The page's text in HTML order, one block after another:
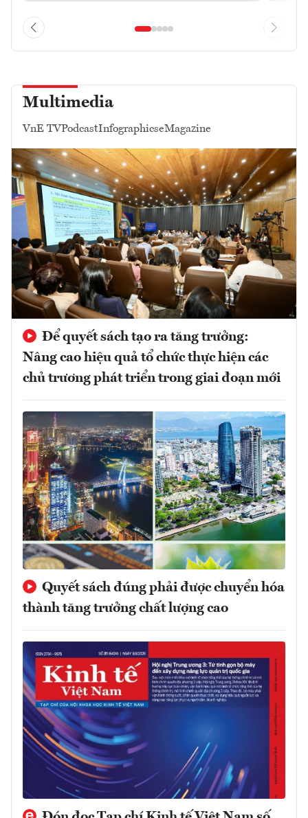
Multimedia
VnE TVPodcastInfographicseMagazine
Để quyết sách tạo ra tăng trưởng:
Nâng cao hiệu quả tổ chức thực hiện các
chủ trương phát triển trong giai đoạn mới
Quyết sách đúng phải được chuyển hóa
thành tăng trưởng chất lượng cao